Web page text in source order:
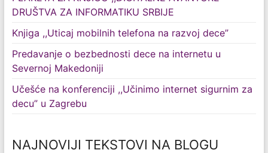
DRUŠTVA ZA INFORMATIKU SRBIJE
Knjiga ,,Uticaj mobilnih telefona na razvoj dece”
Predavanje o bezbednosti dece na internetu u
Severnoj Makedoniji
Učešće na konferenciji ,,Učinimo internet sigurnim za
decu” u Zagrebu
NAJNOVIJI TEKSTOVI NA BLOGU